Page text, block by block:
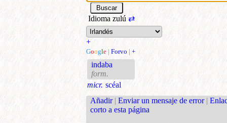
Idioma zulú ⇄
+
Google | Forvo | +
indaba
form.
micr. scéal
Añadir | Enviar un mensaje de error |
corto a esta página